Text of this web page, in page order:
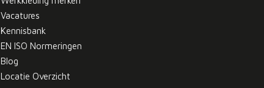
Vacatures
Kennisbank
EN ISO Normeringen
Blog
Locatie Overzicht